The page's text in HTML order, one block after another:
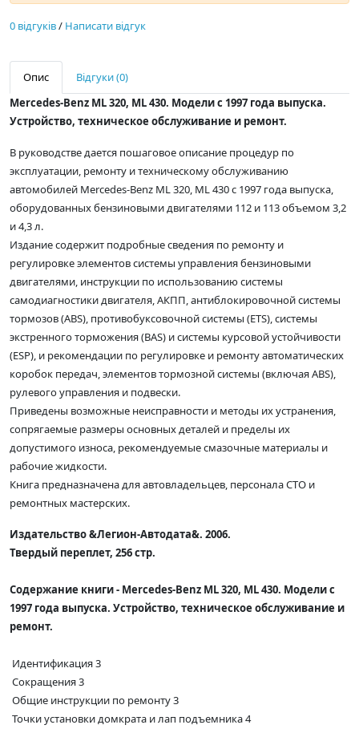
0 відгуків/ Написати відгук
Опис
Відгуки (0)
Mercedes-Benz ML 320, ML 430. Модели с 1997 года выпуска.
Устройство, техническое обслуживание и ремонт.
В руководстве дается пошаговое описание процедур по
эксплуатации, ремонту и техническому обслуживанию
автомобилей Mercedes-Benz ML 320, ML 430 с 1997 года выпуска,
оборудованных бензиновыми двигателями 112 и 113 объемом 3,2
и 4,3 л.
Издание содержит подробные сведения по ремонту и
регулировке элементов системы управления бензиновыми
двигателями, инструкции по использованию системы
самодиагностики двигателя, АКПП, антиблокировочной системы
тормозов (ABS), противобуксовочной системы (ETS), системы
экстренного торможения (BAS) и системы курсовой устойчивости
(ESP), и рекомендации по регулировке и ремонту автоматических
коробок передач, элементов тормозной системы (включая ABS),
рулевого управления и подвески.
Приведены возможные неисправности и методы их устранения,
сопрягаемые размеры основных деталей и пределы их
допустимого износа, рекомендуемые смазочные материалы и
рабочие жидкости.
Книга предназначена для автовладельцев, персонала СТО и
ремонтных мастерских.
Издательство &Легион-Автодата&. 2006.
Твердый переплет, 256 стр.
Содержание книги - Mercedes-Benz ML 320, ML 430. Модели с
1997 года выпуска. Устройство, техническое обслуживание и
ремонт.
Идентификация 3
Сокращения 3
Общие инструкции по ремонту 3
Точки установки домкрата и лап подъемника 4